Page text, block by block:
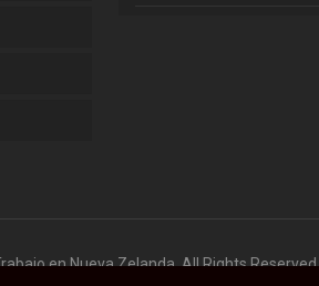
en Nueva Zelanda. All Rights